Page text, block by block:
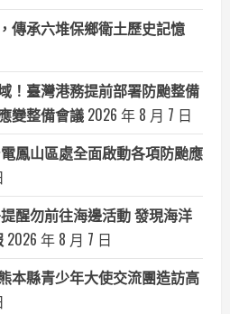
傳承六堆保鄉衛土歷史記憶
！臺灣港務提前部署防颱整備
變整備會議 2026 年 8 月 7 日
鳳山區處全面啟動各項防颱應
醒勿前往海邊活動 發現海洋
2026 年 8 月 7 日
本縣青少年大使交流團造訪高